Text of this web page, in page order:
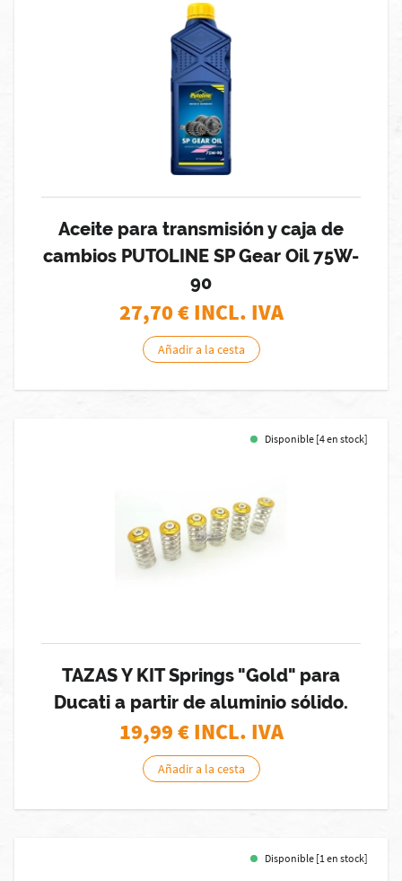
Aceite para transmisión y caja de
cambios PUTOLINE SP Gear Oil 75W-
90
27,70€ INCL. IVA
Añadir a la cesta
Disponible [4 en stock]
TAZAS Y KIT Springs "Gold" para
Ducati a partir de aluminio sólido.
19,99€ INCL. IVA
Añadir a la cesta
Disponible [1 en stock]